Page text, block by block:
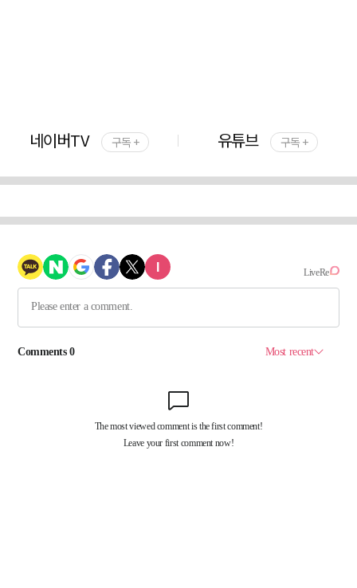
네이버TV 구독 + 유튜브 구독 +